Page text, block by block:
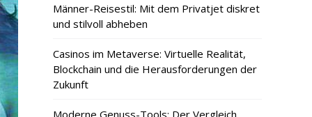
Männer-Reisestil: Mit dem Privatjet diskret
und stilvoll abheben
Casinos im Metaverse: Virtuelle Realität,
Blockchain und die Herausforderungen der
Zukunft
Moderne Genuss-Tools: Der Vergleich